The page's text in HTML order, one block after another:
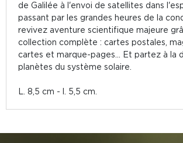
de Galilée à l'envoi de satellites dans
passant par les grandes heures de la
revivez aventure scientifique majeure
collection complète : cartes postales,
cartes et marque-pages... Et partez à la
planètes du système solaire.
L. 8,5 cm - l. 5,5 cm.